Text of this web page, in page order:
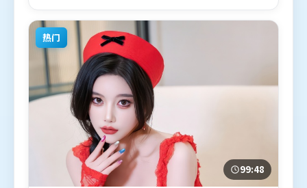
喜欢战争题材的观众观看。
热门
99:48